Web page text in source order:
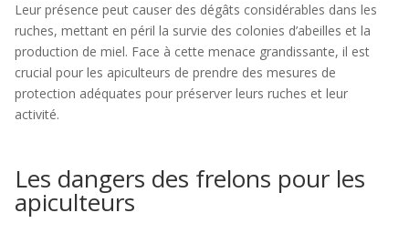
Leur présence peut causer des dégâts considérables dans les
ruches, mettant en péril la survie des colonies d’abeilles et la
production de miel. Face à cette menace grandissante, il est
crucial pour les apiculteurs de prendre des mesures de
protection adéquates pour préserver leurs ruches et leur
activité.
Les dangers des frelons pour les
apiculteurs